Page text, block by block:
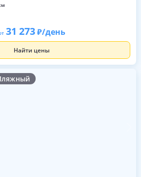
31 273 /день
Найти цены